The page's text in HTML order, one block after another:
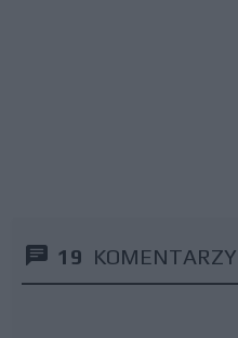
19 KOMENTARZY